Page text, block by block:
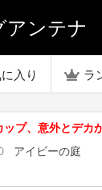
ンテナ
入り ラ
ップ、意外とデ
アイビーの庭